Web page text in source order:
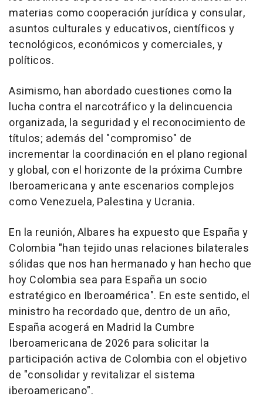
materias como cooperación jurídica y consular,
asuntos culturales y educativos, científicos y
tecnológicos, económicos y comerciales, y
políticos.
Asimismo, han abordado cuestiones como la
lucha contra el narcotráfico y la delincuencia
organizada, la seguridad y el reconocimiento de
títulos; además del "compromiso" de
incrementar la coordinación en el plano regional
y global, con el horizonte de la próxima Cumbre
Iberoamericana y ante escenarios complejos
como Venezuela, Palestina y Ucrania.
En la reunión, Albares ha expuesto que España y
Colombia "han tejido unas relaciones bilaterales
sólidas que nos han hermanado y han hecho que
hoy Colombia sea para España un socio
estratégico en Iberoamérica". En este sentido, el
ministro ha recordado que, dentro de un año,
España acogerá en Madrid la Cumbre
Iberoamericana de 2026 para solicitar la
participación activa de Colombia con el objetivo
de "consolidar y revitalizar el sistema
iberoamericano".